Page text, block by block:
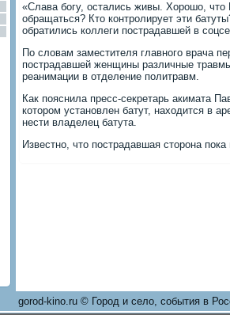
«Слава богу, остались живы. Хорошо, что
обращаться? Кто контролирует эти
обратились коллеги пострадавшей в
По словам заместителя главного врача
пострадавшей женщины различные
реанимации в отделение политравм.
Как пояснила пресс-секретарь акимата
котором установлен батут, находится в
нести владелец батута.
Известно, что пострадавшая сторона
gorod-kino.ru © Город и село, события в